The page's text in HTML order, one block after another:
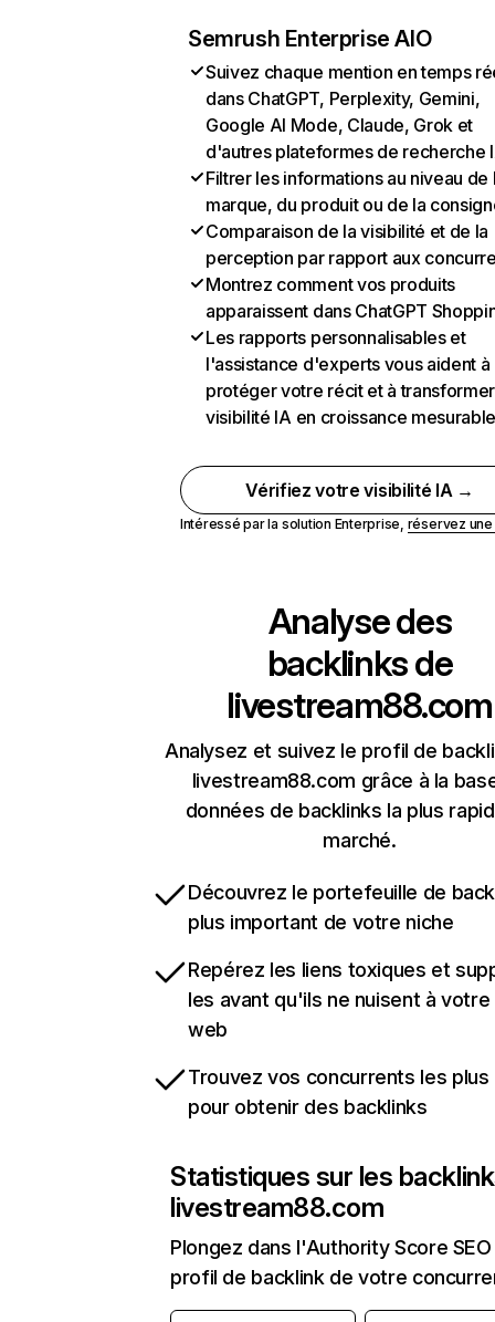
Semrush Enterprise AIO
Suivez chaque mention en temps
dans ChatGPT, Perplexity, Gemini,
Google AI Mode, Claude, Grok et
d'autres plateformes de recherche
Filtrer les informations au niveau de
marque, du produit ou de la
Comparaison de la visibilité et de la
perception par rapport aux
Montrez comment vos produits
apparaissent dans ChatGPT
Les rapports personnalisables et
l'assistance d'experts vous aident à
protéger votre récit et à
visibilité IA en croissance
Vérifiez votre visibilité IA →
Intéressé par la solution Enterprise, réservez
Analyse des
backlinks de
livestream88.com
Analysez et suivez le profil de
livestream88.com grâce à la
données de backlinks la plus
marché.
Découvrez le portefeuille de
plus important de votre niche
Repérez les liens toxiques et
les avant qu'ils ne nuisent à
web
Trouvez vos concurrents les
pour obtenir des backlinks
Statistiques sur les
livestream88.com
Plongez dans l'Authority Score
profil de backlink de votre